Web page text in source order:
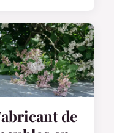
de